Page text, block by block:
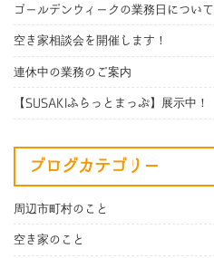
ゴールデンウィークの業務日について
空き家相談会を開催します！
連休中の業務のご案内
【SUSAKIふらっとまっぷ】展示中！
ブログカテゴリー
周辺市町村のこと
空き家のこと